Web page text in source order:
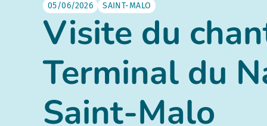
05/06/2026 SAINT-MALO
Visite du
Terminal du
Saint-Malo